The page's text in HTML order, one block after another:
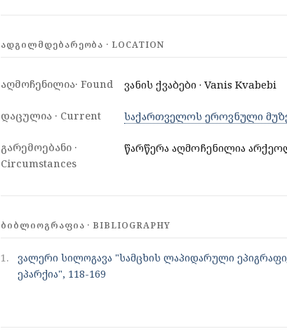
ᲐᲓᲒᲘᲚᲛᲓᲔᲑᲐᲠᲔᲝᲑᲐ · LOCATION
აღმოჩენილია· Found ვანის ქვაბები · Vanis Kvabebi
დაცულია · Current საქართველოს ეროვნული
გარემოებანი ·
Circumstances
წარწერა აღმოჩენილია
ᲑᲘᲑᲚᲘᲝᲒᲠᲐᲤᲘᲐ · BIBLIOGRAPHY
1.
ვალერი სილოგავა "სამცხის ლაპიდარული
ეპარქია", 118-169